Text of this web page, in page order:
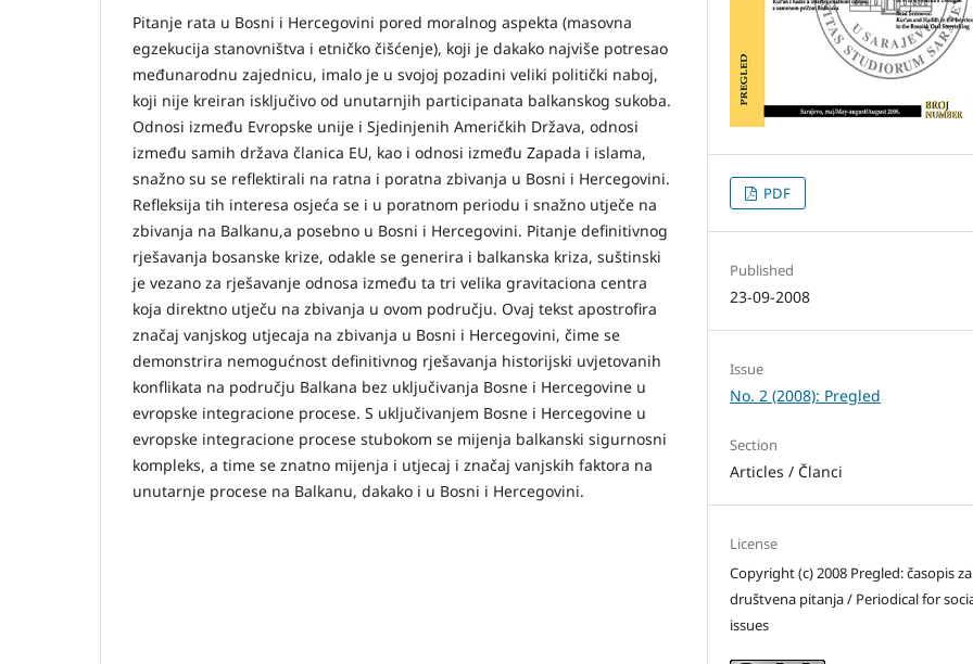
Pitanje rata u Bosni i Hercegovini pored moralnog aspekta (masovna
egzekucija stanovništva i etničko čišćenje), koji je dakako najviše potresao
međunarodnu zajednicu, imalo je u svojoj pozadini veliki politički naboj,
koji nije kreiran isključivo od unutarnjih participanata balkanskog sukoba.
Odnosi između Evropske unije i Sjedinjenih Američkih Država, odnosi
između samih država članica EU, kao i odnosi između Zapada i islama,
snažno su se reflektirali na ratna i poratna zbivanja u Bosni i Hercegovini.
Refleksija tih interesa osjeća se i u poratnom periodu i snažno utječe na
zbivanja na Balkanu,a posebno u Bosni i Hercegovini. Pitanje definitivnog
rješavanja bosanske krize, odakle se generira i balkanska kriza, suštinski
je vezano za rješavanje odnosa između ta tri velika gravitaciona centra
koja direktno utječu na zbivanja u ovom području. Ovaj tekst apostrofira
značaj vanjskog utjecaja na zbivanja u Bosni i Hercegovini, čime se
demonstrira nemogućnost definitivnog rješavanja historijski uvjetovanih
konflikata na području Balkana bez uključivanja Bosne i Hercegovine u
evropske integracione procese. S uključivanjem Bosne i Hercegovine u
evropske integracione procese stubokom se mijenja balkanski sigurnosni
kompleks, a time se znatno mijenja i utjecaj i značaj vanjskih faktora na
unutarnje procese na Balkanu, dakako i u Bosni i Hercegovini.
PDF
Published
23-09-2008
Issue
No. 2 (2008): Pregled
Section
Articles / Članci
License
Copyright (c) 2008 Pregled: časopis za
društvena pitanja / Periodical for
issues